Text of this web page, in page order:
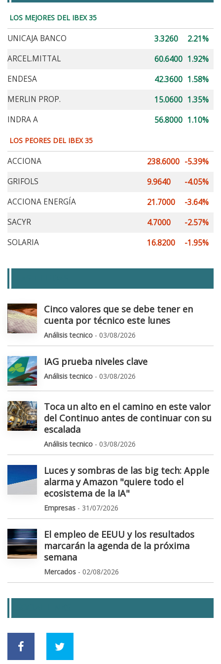
LOS MEJORES DEL IBEX 35
UNICAJA BANCO 3.3260
2.21%
ARCEL.MITTAL
60.6400 1.92%
ENDESA
42.3600 1.58%
MERLIN PROP.
15.0600 1.35%
INDRA A
56.8000 1.10%
LOS PEORES DEL IBEX 35
ACCIONA 238.6000 -5.39%
GRIFOLS
9.9640
-4.05%
ACCIONA ENERGÍA
21.7000
-3.64%
SACYR
4.7000
-2.57%
SOLARIA
16.8200 -1.95%
Cinco valores que se debe tener en
cuenta por técnico este lunes
Análisis tecnico - 03/08/2026
IAG prueba niveles clave
Análisis tecnico - 03/08/2026
Toca un alto en el camino en este valor
del Continuo antes de continuar con su
escalada
Análisis tecnico - 03/08/2026
Luces y sombras de las big tech: Apple
alarma y Amazon "quiere todo el
ecosistema de la IA"
Empresas - 31/07/2026
El empleo de EEUU y los resultados
marcarán la agenda de la próxima
semana
Mercados - 02/08/2026